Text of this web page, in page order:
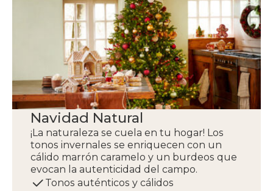
Navidad Natural
¡La naturaleza se cuela en tu hogar! Los
tonos invernales se enriquecen con un
cálido marrón caramelo y un burdeos que
evocan la autenticidad del campo.
Tonos auténticos y cálidos